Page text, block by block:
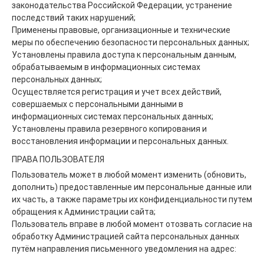
законодательства Российской Федерации, устранение
последствий таких нарушений;
Применены правовые, организационные и технические
меры по обеспечению безопасности персональных данных;
Установлены правила доступа к персональным данным,
обрабатываемым в информационных системах
персональных данных;
Осуществляется регистрация и учет всех действий,
совершаемых с персональными данными в
информационных системах персональных данных;
Установлены правила резервного копирования и
восстановления информации и персональных данных.
ПРАВА ПОЛЬЗОВАТЕЛЯ
Пользователь может в любой момент изменить (обновить,
дополнить) предоставленные им персональные данные или
их часть, а также параметры их конфиденциальности путем
обращения к Администрации сайта;
Пользователь вправе в любой момент отозвать согласие на
обработку Администрацией сайта персональных данных
путём направления письменного уведомления на адрес: